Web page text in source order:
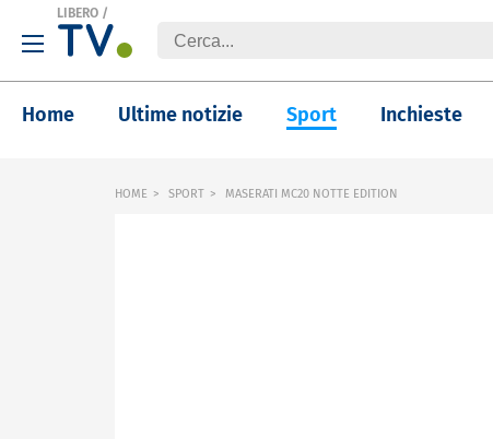
LIBERO /
Home Ultime notizie Sport Inchieste
HOME SPORT MASERATI MC20 NOTTE EDITION